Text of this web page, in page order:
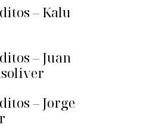
– Kalu
– Juan
– Jorge